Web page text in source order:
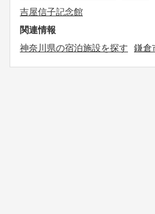
吉屋信子記念館
関連情報
神奈川県の宿泊施設を探す
鎌倉